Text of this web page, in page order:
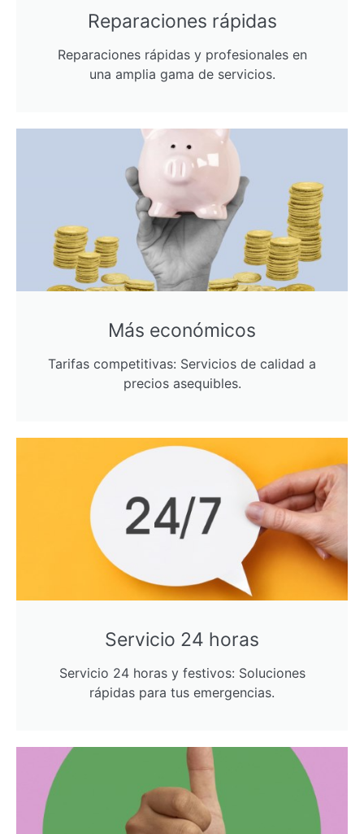
Reparaciones rápidas
Reparaciones rápidas y profesionales en
una amplia gama de servicios.
Más económicos
Tarifas competitivas: Servicios de calidad a
precios asequibles.
Servicio 24 horas
Servicio 24 horas y festivos: Soluciones
rápidas para tus emergencias.